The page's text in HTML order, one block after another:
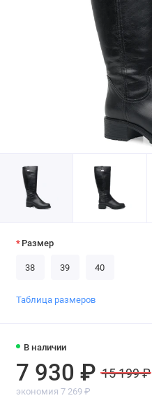
В наличии
7 930 ₽ 15 199 ₽
экономия 7 269 ₽
Размер
38 39 40
Таблица размеров